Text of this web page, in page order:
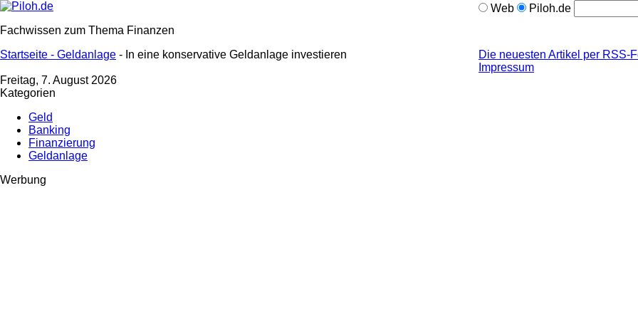
Fachwissen zum Thema Finanzen
Web Piloh.de
Startseite - Geldanlage - In eine konservative Geldanlage investieren Die neuesten Artikel per RSS-
Impressum
Freitag, 7. August 2026
Kategorien
Geld
Banking
Finanzierung
Geldanlage
Werbung